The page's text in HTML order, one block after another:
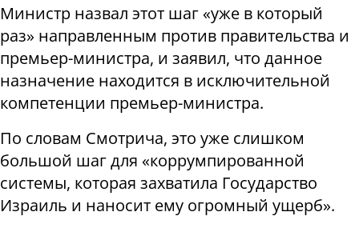
Министр назвал этот шаг «уже в который
раз» направленным против правительства и
премьер-министра, и заявил, что данное
назначение находится в исключительной
компетенции премьер-министра.
По словам Смотрича, это уже слишком
большой шаг для «коррумпированной
системы, которая захватила Государство
Израиль и наносит ему огромный ущерб».